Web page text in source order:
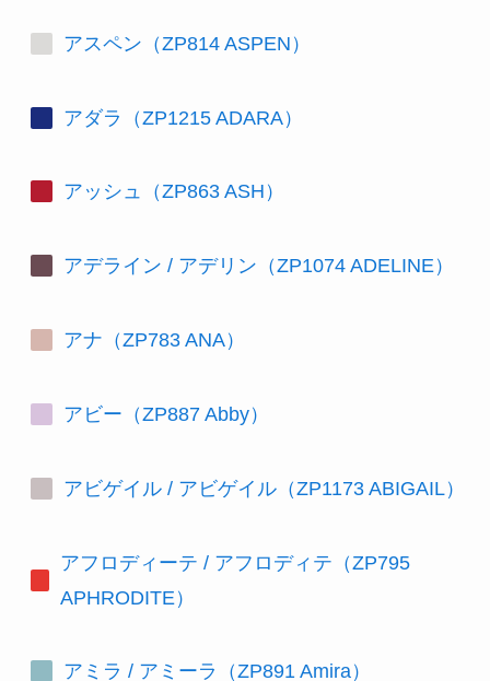
アスペン（ZP814 ASPEN）
アダラ（ZP1215 ADARA）
アッシュ（ZP863 ASH）
アデライン / アデリン（ZP1074 ADELINE）
アナ（ZP783 ANA）
アビー（ZP887 Abby）
アビゲイル / アビゲイル（ZP1173 ABIGAIL）
アフロディーテ / アフロディテ（ZP795
APHRODITE）
アミラ / アミーラ（ZP891 Amira）